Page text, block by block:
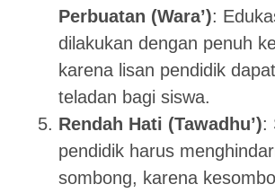
Perbuatan (Wara’):
dilakukan dengan penuh
karena lisan pendidik
teladan bagi siswa.
Rendah Hati (Tawadhu’):
pendidik harus
sombong, karena